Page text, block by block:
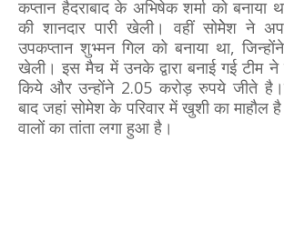
कप्तान हैदराबाद के अभिषेक शर्मा को बनाया
की शानदार पारी खेली। वहीं सोमेेश ने
उपकप्तान शुभ्मन गिल को बनाया था,
खेली। इस मैच में उनके द्वारा बनाई गई टीम ने
किये और उन्होंने 2.05 करोड़ रुपये जीते
बाद जहां सोमेश के परिवार में खुशी का माहौल
वालों का तांता लगा हुआ है।